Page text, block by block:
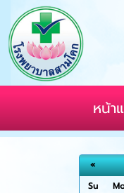
หน้า
«
Su